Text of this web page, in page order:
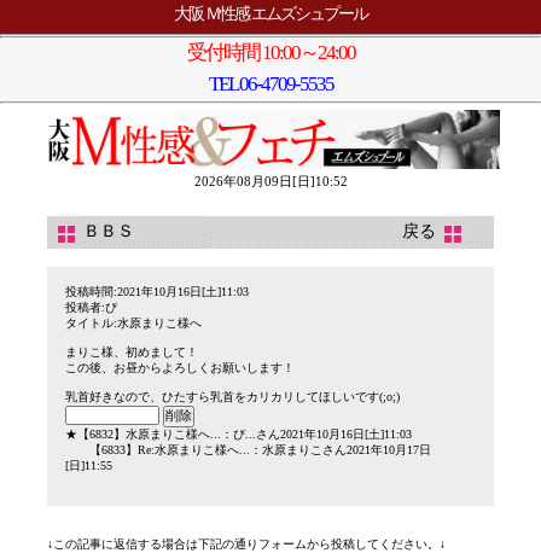
大阪 Ｍ性感 エムズシュプール
受付時間 10:00～24:00
TEL06-4709-5535
2026年08月09日[日]10:52
ＢＢＳ 戻る
投稿時間:2021年10月16日[土]11:03
投稿者:ぴ
タイトル:水原まりこ様へ
まりこ様、初めまして！
この後、お昼からよろしくお願いします！
乳首好きなので、ひたすら乳首をカリカリしてほしいです(;o;)
★ 【6832】 水原まりこ様へ...
：ぴ...さん2021年10月16日[土]11:03
【6833】 Re:水原まりこ様へ...
：水原まりこさん2021年10月17日
[日]11:55
↓この記事に返信する場合は下記の通りフォームから投稿してください。↓